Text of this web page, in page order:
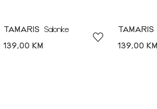
TAMARIS
Salonke
139,00 KM
TAMARIS
139,00 KM